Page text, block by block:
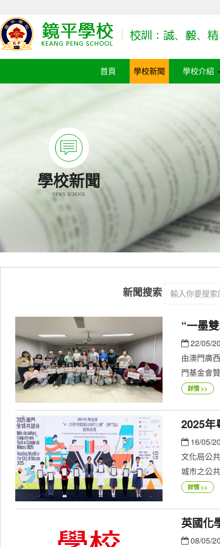
首頁 學校新聞 學校介紹
學校新聞
NEWS SCHOOL
新聞搜索
“一墨
22/05/
由澳門廣
門基金會
詳情 >>
2025年
16/05/
文化局公
城市之公
詳情 >>
英國化
08/05/